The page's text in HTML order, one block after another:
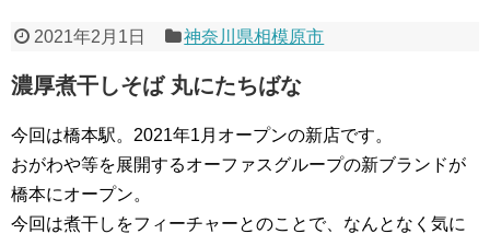
2021年2月1日 神奈川県相模原市
濃厚煮干しそば 丸にたちばな
今回は橋本駅。2021年1月オープンの新店です。
おがわや等を展開するオーファスグループの新ブランドが
橋本にオープン。
今回は煮干しをフィーチャーとのことで、なんとなく気に